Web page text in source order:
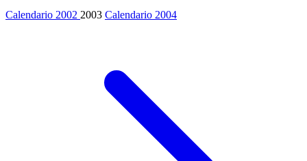
Calendario 2002 2003 Calendario 2004